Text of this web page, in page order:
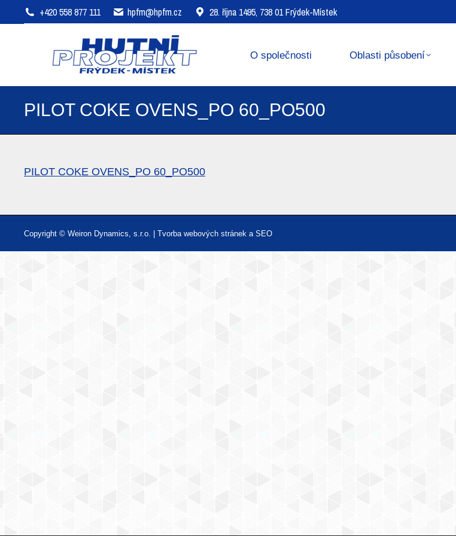
+420 558 877 111 hpfm@hpfm.cz 28. října 1495, 738 01 Frýdek-Místek
O společnosti Oblasti působení
PILOT COKE OVENS_PO 60_PO500
PILOT COKE OVENS_PO 60_PO500
Copyright © Weiron Dynamics, s.r.o. | Tvorba webových stránek a SEO
O společnosti Oblasti působení